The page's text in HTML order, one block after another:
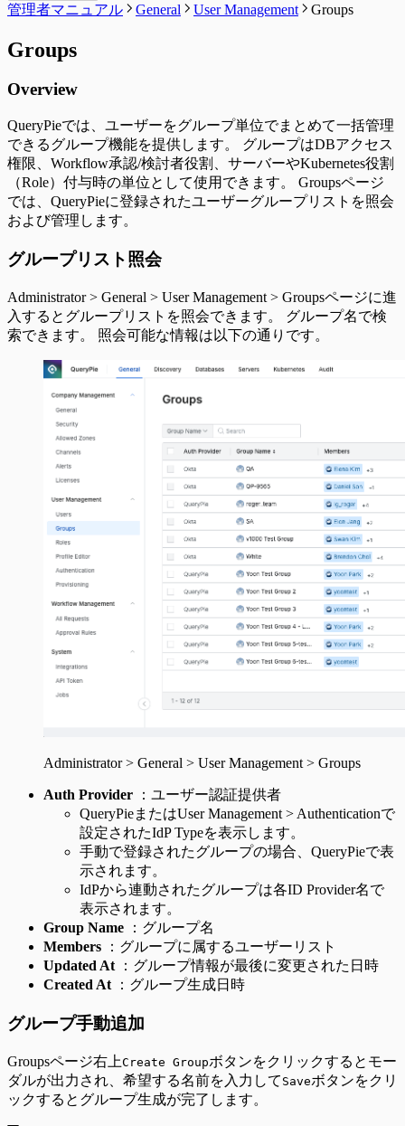
管理者マニュアル General User Management Groups
Groups
Overview
QueryPieでは、ユーザーをグループ単位でまとめて一括管理
できるグループ機能を提供します。 グループはDBアクセス
権限、Workflow承認/検討者役割、サーバーやKubernetes役割
（Role）付与時の単位として使用できます。 Groupsページ
では、QueryPieに登録されたユーザーグループリストを照会
および管理します。
グループリスト照会
Administrator > General > User Management > Groupsページに進
入するとグループリストを照会できます。 グループ名で検
索できます。 照会可能な情報は以下の通りです。
Administrator > General > User Management > Groups
Auth Provider ：ユーザー認証提供者
QueryPieまたはUser Management > Authenticationで
設定されたIdP Typeを表示します。
手動で登録されたグループの場合、QueryPieで表
示されます。
IdPから連動されたグループは各ID Provider名で
表示されます。
Group Name ：グループ名
Members ：グループに属するユーザーリスト
Updated At ：グループ情報が最後に変更された日時
Created At ：グループ生成日時
グループ手動追加
Groupsページ右上Create Groupボタンをクリックするとモー
ダルが出力され、希望する名前を入力して Saveボタンをクリ
ックするとグループ生成が完了します。